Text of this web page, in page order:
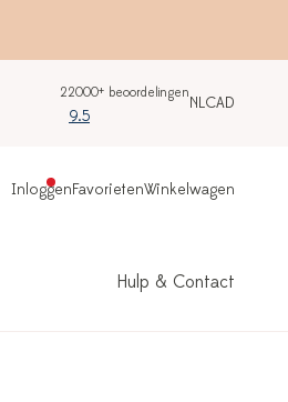
22000+ beoordelingen
9.5
NLCAD
InloggenFavorietenWinkelwagen
Hulp & Contact